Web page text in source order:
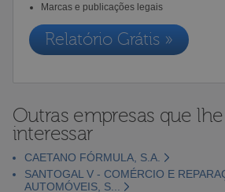
Marcas e publicações legais
Relatório Grátis »
Outras empresas que
interessar
CAETANO FÓRMULA, S.A.
SANTOGAL V - COMÉRCIO E
AUTOMÓVEIS, S...